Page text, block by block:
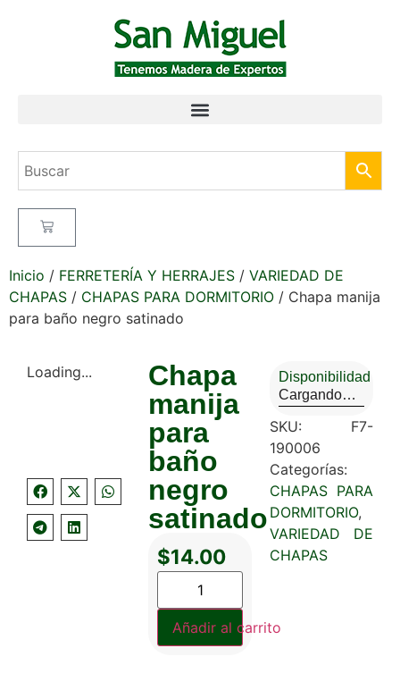
Inicio / FERRETERÍA Y HERRAJES / VARIEDAD DE
CHAPAS / CHAPAS PARA DORMITORIO / Chapa manija
para baño negro satinado
Loading...
Chapa
manija
para
baño
negro
satinado
$14.00
Añadir al carrito
Disponibilidad
Cargando…
SKU: F7-
190006
Categorías:
CHAPAS PARA
DORMITORIO,
VARIEDAD DE
CHAPAS